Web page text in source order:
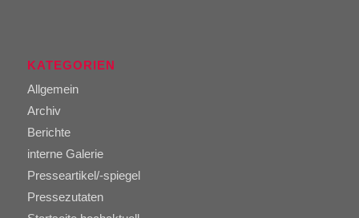
KATEGORIEN
Allgemein
Archiv
Berichte
interne Galerie
Presseartikel/-spiegel
Pressezutaten